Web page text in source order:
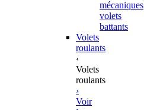
mécaniques
volets
battants
Volets
roulants
‹
Volets
roulants
›
Voir